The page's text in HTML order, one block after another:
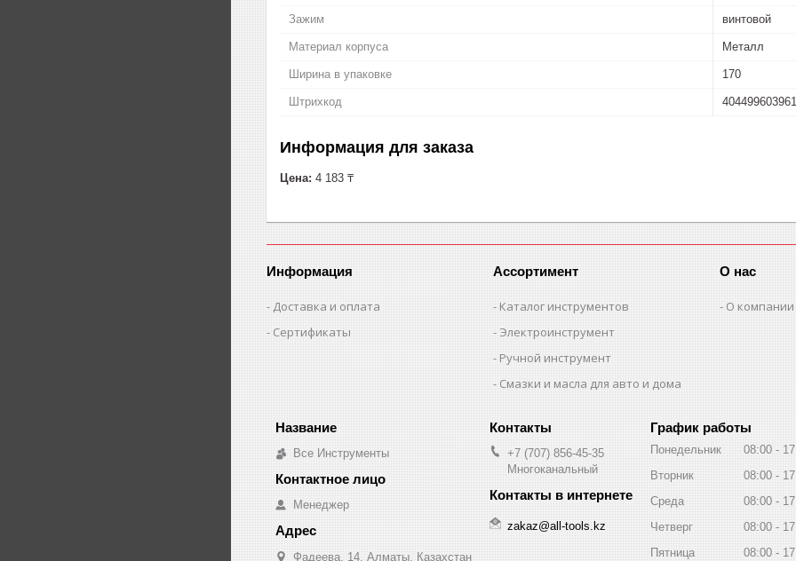
Зажим винтовой
Материал корпуса Металл
Ширина в упаковке 170
Штрихкод
Информация для заказа
Цена: 4 183 ₸
Информация
Доставка и оплата
Сертификаты
Ассортимент
Каталог инструментов
Электроинструмент
Ручной инструмент
Смазки и масла для авто и дома
О нас
О компании
Все Инструменты
Менеджер
Фадеева, 14, Алматы, Казахстан
+7 (707) 856-45-35
Многоканальный
zakaz@all-tools.kz
График работы
Понедельник 08:00
Вторник
08:00
Среда
08:00
Четверг
08:00
Пятница
08:00